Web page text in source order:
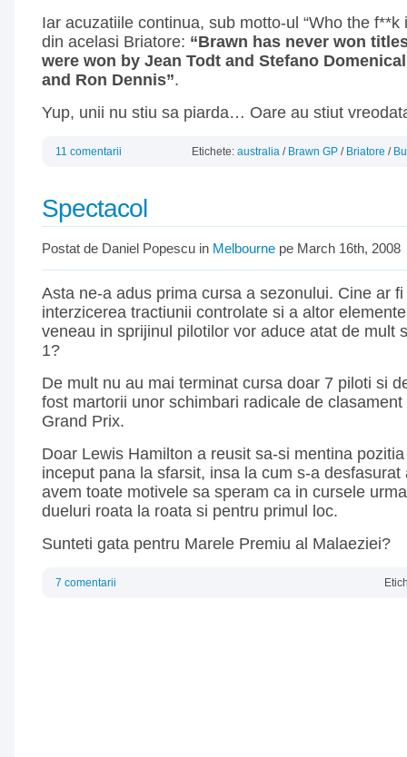
Iar acuzatiile continua, sub motto-ul “Who the f**k
din acelasi Briatore: “Brawn has never won
were won by Jean Todt and Stefano
and Ron Dennis”.
Yup, unii nu stiu sa piarda… Oare au stiut
11 comentarii Etichete: australia / Brawn GP / Briatore /
Spectacol
Postat de Daniel Popescu in Melbourne pe March 16th, 2008
Asta ne-a adus prima cursa a sezonului. Cine ar
interzicerea tractiunii controlate si a altor
veneau in sprijinul pilotilor vor aduce atat de mult
1?
De mult nu au mai terminat cursa doar 7 piloti si
fost martorii unor schimbari radicale de
Grand Prix.
Doar Lewis Hamilton a reusit sa-si mentina
inceput pana la sfarsit, insa la cum s-a desfasurat
avem toate motivele sa speram ca in cursele
dueluri roata la roata si pentru primul loc.
Sunteti gata pentru Marele Premiu al Malaeziei?
7 comentarii